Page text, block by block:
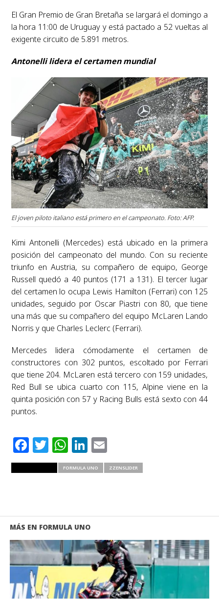
El Gran Premio de Gran Bretaña se largará el domingo a
la hora 11:00 de Uruguay y está pactado a 52 vueltas al
exigente circuito de 5.891 metros.
Antonelli lidera el certamen mundial
El joven piloto italiano está primero en el campeonato. Foto: AFP.
Kimi Antonelli (Mercedes) está ubicado en la primera
posición del campeonato del mundo. Con su reciente
triunfo en Austria, su compañero de equipo, George
Russell quedó a 40 puntos (171 a 131). El tercer lugar
del certamen lo ocupa Lewis Hamilton (Ferrari) con 125
unidades, seguido por Oscar Piastri con 80, que tiene
una más que su compañero del equipo McLaren Lando
Norris y que Charles Leclerc (Ferrari).
Mercedes lidera cómodamente el certamen de
constructores con 302 puntos, escoltado por Ferrari
que tiene 204. McLaren está tercero con 159 unidades,
Red Bull se ubica cuarto con 115, Alpine viene en la
quinta posición con 57 y Racing Bulls está sexto con 44
puntos.
Facebook
Twitter
WhatsApp
LinkedIn
Email
FORMULA UNO ZZENSLIDER
MÁS EN FORMULA UNO